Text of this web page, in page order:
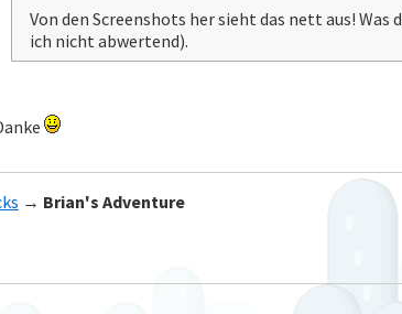
Von den Screenshots her sieht das nett aus! Was
ich nicht abwertend).
→ Brian's Adventure